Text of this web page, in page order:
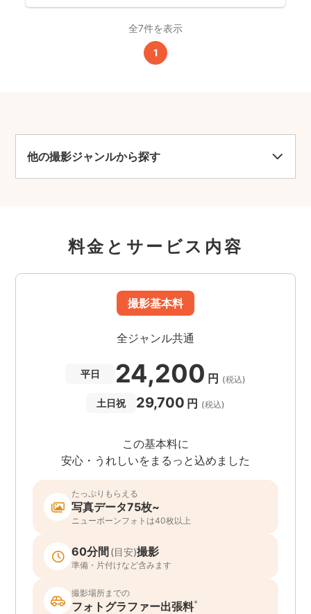
全7件を表示
1
他の撮影ジャンルから探す
料金とサービス内容
撮影基本料
全ジャンル共通
平日 24,200 円 (税込)
土日祝 29,700 円 (税込)
この基本料に
安心・うれしいをまるっと込めました
たっぷりもらえる
写真データ75枚~
ニューボーンフォトは40枚以上
60分間(目安)撮影
準備・片付けなど含みます
撮影場所までの
フォトグラファー出張料*